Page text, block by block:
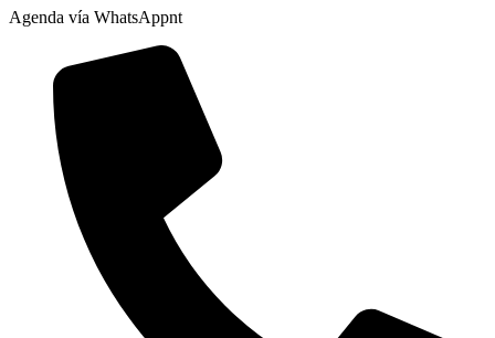
Agenda vía WhatsAppnt